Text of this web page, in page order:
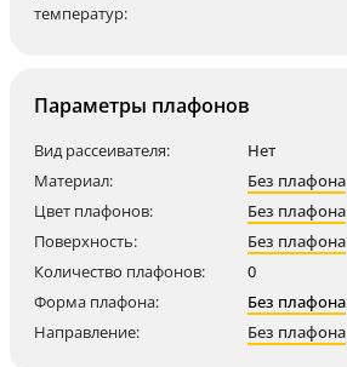
температур:
Параметры плафонов
Вид рассеивателя:
Нет
Материал:
Без плафона
Цвет плафонов:
Без плафона
Поверхность:
Без плафона
Количество плафонов:
0
Форма плафона:
Без плафона
Направление:
Без плафона